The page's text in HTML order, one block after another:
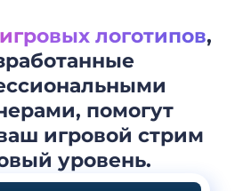
логотипов,
помогут
игровой стрим
уровень.